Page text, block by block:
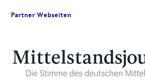
Partner Webseiten